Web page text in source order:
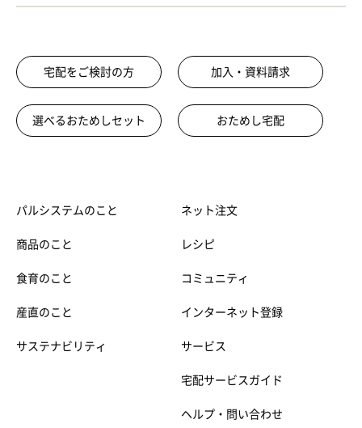
宅配をご検討の方 加入・資料請求
選べるおためしセット おためし宅配
パルシステムのこと
商品のこと
食育のこと
産直のこと
サステナビリティ
ネット注文
レシピ
コミュニティ
インターネット登録
サービス
宅配サービスガイド
ヘルプ・問い合わせ